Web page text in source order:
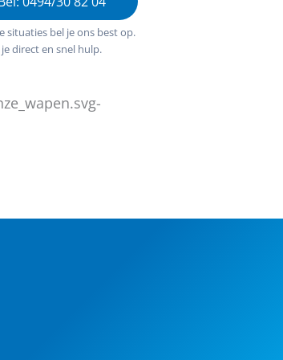
situaties bel je ons best op.
direct en snel hulp.